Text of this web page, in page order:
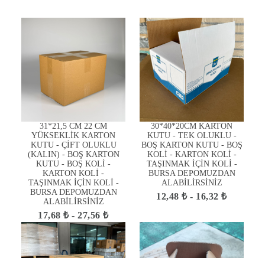
31*21,5 CM 22 CM
YÜKSEKLİK KARTON
KUTU - ÇİFT OLUKLU
(KALIN) - BOŞ KARTON
KUTU - BOŞ KOLİ -
KARTON KOLİ -
TAŞINMAK İÇİN KOLİ -
BURSA DEPOMUZDAN
ALABİLİRSİNİZ
17,68 ₺ - 27,56 ₺
30*40*20CM KARTON
KUTU - TEK OLUKLU -
BOŞ KARTON KUTU - BOŞ
KOLİ - KARTON KOLİ -
TAŞINMAK İÇİN KOLİ -
BURSA DEPOMUZDAN
ALABİLİRSİNİZ
12,48 ₺ - 16,32 ₺